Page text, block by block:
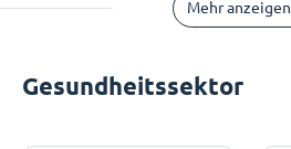
Mehr anzeigen
Gesundheitssektor